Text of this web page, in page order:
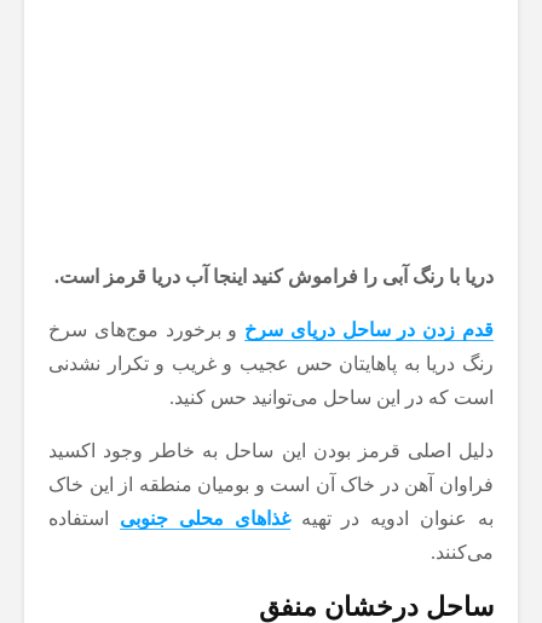
دریا با رنگ آبی را فراموش کنید اینجا آب دریا قرمز است.
قدم زدن در ساحل دریای سرخ و برخورد موج‌های سرخ
رنگ دریا به پاهایتان حس عجیب و غریب و تکرار نشدنی
است که در این ساحل می‌توانید حس کنید.
دلیل اصلی قرمز بودن این ساحل به خاطر وجود اکسید
فراوان آهن در خاک آن است و بومیان منطقه از این خاک
به عنوان ادویه در تهیهغذاهای محلی جنوبی استفاده
می‌کنند.
ساحل درخشان منفق